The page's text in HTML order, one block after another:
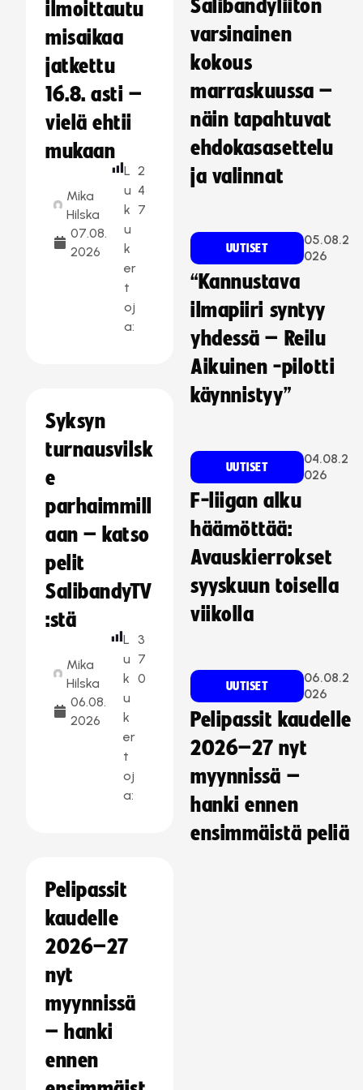
ilmoittautu
misaikaa
jatkettu
16.8. asti –
vielä ehtii
mukaan
Mika
Hilska
07.08.
2026
L
u
k
u
k
er
t
oj
a:
2
4
7
Syksyn
turnausvilsk
e
parhaimmill
aan – katso
pelit
SalibandyTV
:stä
Mika
Hilska
06.08.
2026
L
u
k
u
k
er
t
oj
a:
3
7
0
Pelipassit
kaudelle
2026–27
nyt
myynnissä
– hanki
ennen
Salibandyliiton
varsinainen
kokous
marraskuussa –
näin tapahtuvat
ehdokasasettelu
ja valinnat
UUTISET
05.08.2
026
“Kannustava
ilmapiiri syntyy
yhdessä – Reilu
Aikuinen -pilotti
käynnistyy”
UUTISET
04.08.2
026
F-liigan alku
häämöttää:
Avauskierrokset
syyskuun toisella
viikolla
UUTISET
06.08.2
026
Pelipassit kaudelle
2026–27 nyt
myynnissä –
hanki ennen
ensimmäistä peliä